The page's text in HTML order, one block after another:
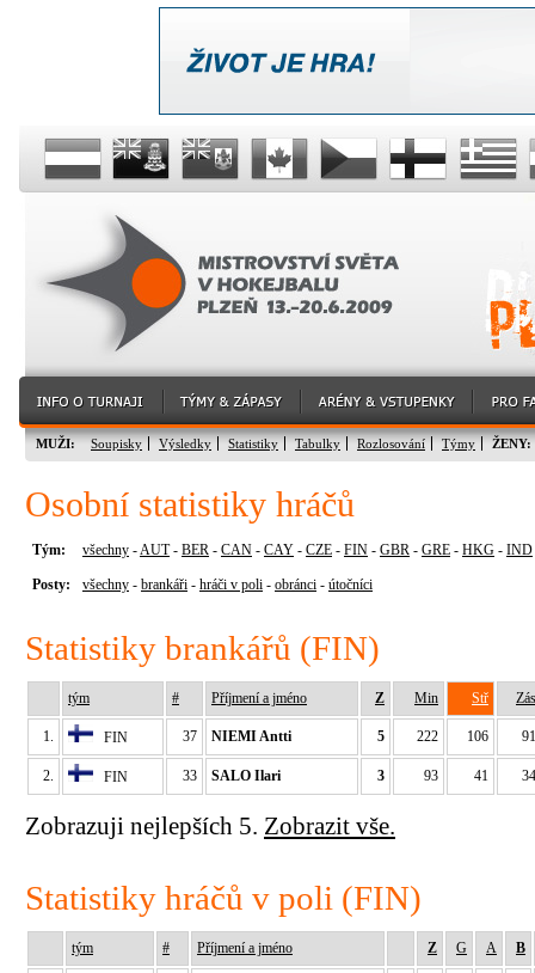
MUŽI: Soupisky Výsledky Statistiky Tabulky Rozlosování Týmy ŽENY:
Osobní statistiky hráčů
Tým: všechny -AUT- BER - CAN - CAY - CZE - FIN - GBR - GRE - HKG - IND
Posty: všechny - brankáři - hráči v poli - obránci - útočníci
Statistiky brankářů (FIN)
tým # Příjmení a jméno Z Min Stř Zás
1. FIN 37 NIEMI Antti 5 222 106 91
2. FIN 33 SALO Ilari 3 93 41 34
Zobrazuji nejlepších 5. Zobrazit vše.
Statistiky hráčů v poli (FIN)
tým # Příjmení a jméno Z G A B